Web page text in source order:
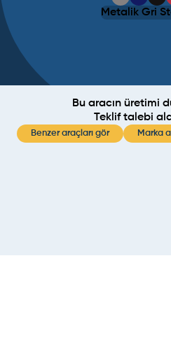
Metalik Gri
Bu aracın üretimi
Teklif talebi
Benzer araçları gör Marka